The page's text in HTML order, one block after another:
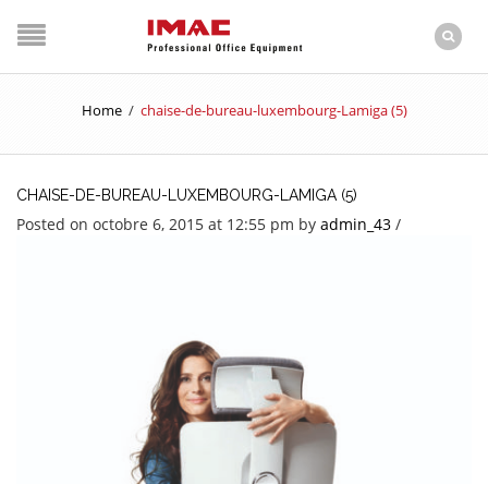
Home / chaise-de-bureau-luxembourg-Lamiga (5)
CHAISE-DE-BUREAU-LUXEMBOURG-LAMIGA (5)
Posted on octobre 6, 2015 at 12:55 pm by admin_43 /